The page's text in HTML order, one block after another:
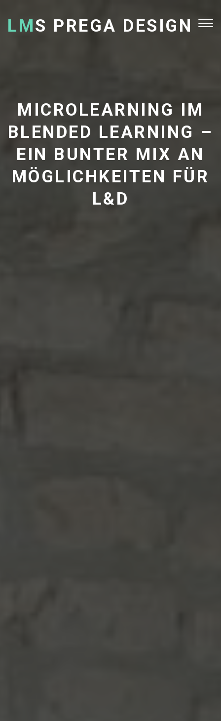
LMS PREGA DESIGN
MICROLEARNING IM
BLENDED LEARNING –
EIN BUNTER MIX AN
MÖGLICHKEITEN FÜR
L&D